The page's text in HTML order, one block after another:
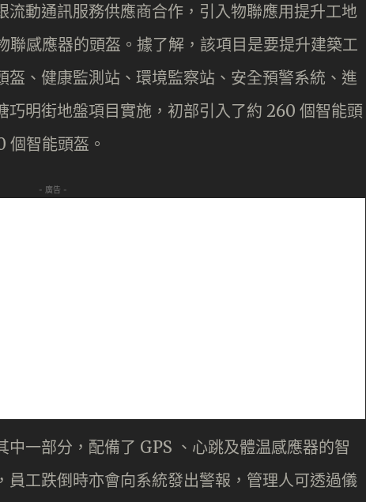
動通訊服務供應商合作，引入物聯應用提升工地
聯感應器的頭盔。據了解，該項目是要提升建築工
盔、健康監測站、環境監察站、安全預警系統、進
巧明街地盤項目實施，初部引入了約 260 個智能頭
個智能頭盔。
- 廣告 -
一部分，配備了 GPS 、心跳及體温感應器的智
員工跌倒時亦會向系統發出警報，管理人可透過儀